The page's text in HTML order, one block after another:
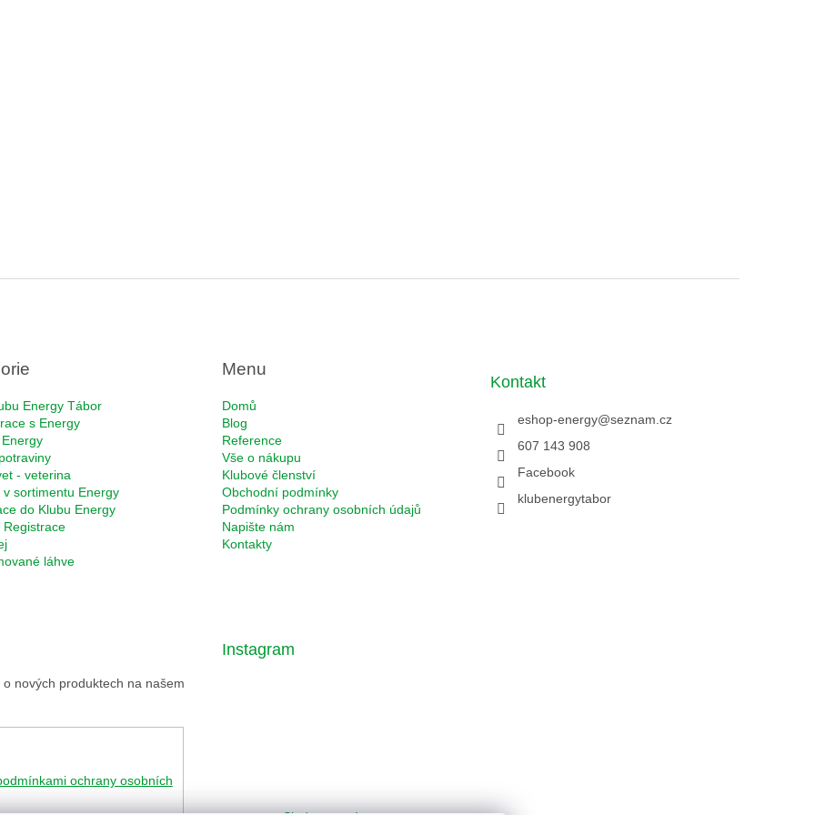
Energy Tábor
s Energy
- veterina
v sortimentu Energy
do Klubu Energy
Registrace
láhve
Menu
Domů
Blog
Reference
Vše o nákupu
Klubové členství
Obchodní podmínky
Podmínky ochrany osobních údajů
Napište nám
Kontakty
Kontakt
eshop-energy@seznam.cz
607 143 908
Facebook
klubenergytabor
nových produktech na našem
ochrany osobních
Instagram